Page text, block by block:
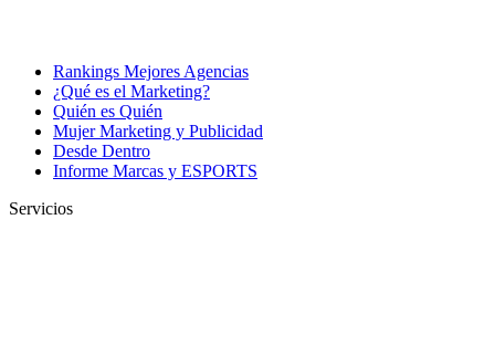
Rankings Mejores Agencias
¿Qué es el Marketing?
Quién es Quién
Mujer Marketing y Publicidad
Desde Dentro
Informe Marcas y ESPORTS
Servicios